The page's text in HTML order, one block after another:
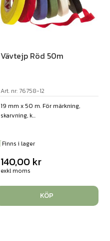
Vävtejp Röd 50m
Art. nr: 76758-12
19 mm x 50 m. För märkning,
skarvning, k...
Finns i lager
140,00 kr
exkl moms
KÖP